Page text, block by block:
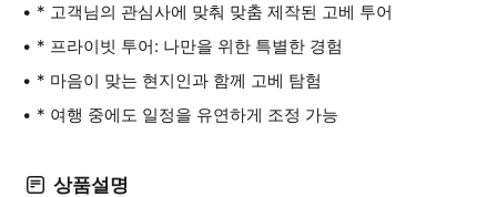
* 고객님의 관심사에 맞춰 맞춤 제작된 고베 투어
* 프라이빗 투어: 나만을 위한 특별한 경험
* 마음이 맞는 현지인과 함께 고베 탐험
* 여행 중에도 일정을 유연하게 조정 가능
상품설명